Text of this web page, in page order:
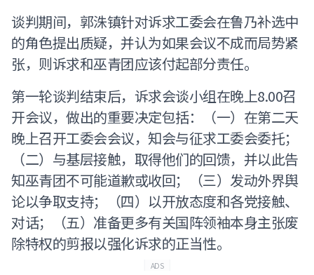
谈判期间，郭洙镇针对诉求工委会在鲁乃补选中
的角色提出质疑，并认为如果会议不成而局势紧
张，则诉求和巫青团应该付起部分责任。
第一轮谈判结束后，诉求会谈小组在晚上8.00召
开会议，做出的重要决定包括：（一）在第二天
晚上召开工委会会议，知会与征求工委会委托；
（二）与基层接触，取得他们的回馈，并以此告
知巫青团不可能道歉或收回；（三）发动外界舆
论以争取支持；（四）以开放态度和各党接触、
对话；（五）准备更多有关国阵领袖本身主张废
除特权的剪报以强化诉求的正当性。
ADS